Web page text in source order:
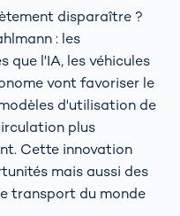
disparaître ?
: les
que l'IA, les véhicules
vont favoriser le
d'utilisation de
plus
Cette innovation
mais aussi des
transport du monde